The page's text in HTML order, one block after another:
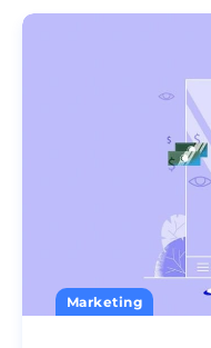
Marketing